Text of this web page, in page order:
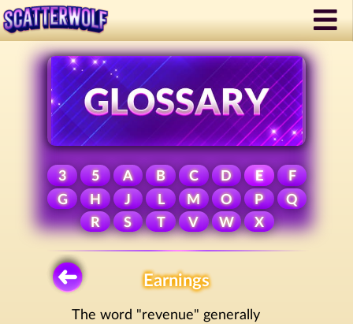
3 5 A B C D E
F
G
H J L M O P
Q
R
S T V W X
Earnings
The word "revenue" generally